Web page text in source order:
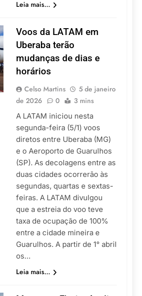
Leia mais...
Voos da LATAM em
Uberaba terão
mudanças de dias e
horários
Celso Martins
5 de janeiro
de 2026
0 3 mins
A LATAM iniciou nesta
segunda-feira (5/1) voos
diretos entre Uberaba (MG)
e o Aeroporto de Guarulhos
(SP). As decolagens entre as
duas cidades ocorrerão às
segundas, quartas e sextas-
feiras. A LATAM divulgou
que a estreia do voo teve
taxa de ocupação de 100%
entre a cidade mineira e
Guarulhos. A partir de 1° abril
os…
Leia mais...